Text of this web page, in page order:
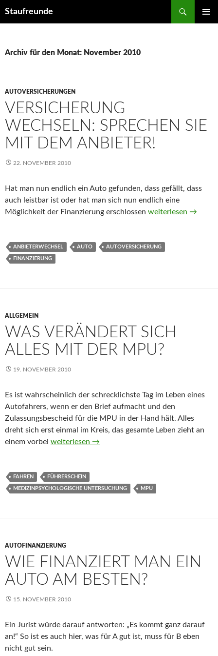
Staufreunde
Archiv für den Monat: November 2010
AUTOVERSICHERUNGEN
VERSICHERUNG
WECHSELN: SPRECHEN SIE
MIT DEM ANBIETER!
22. NOVEMBER 2010
Hat man nun endlich ein Auto gefunden, dass gefällt, dass
auch leistbar ist oder hat man sich nun endlich eine
Möglichkeit der Finanzierung erschlossen Versicherung
weiterlesen →
ANBIETERWECHSEL AUTO AUTOVERSICHERUNG
FINANZIERUNG
ALLGEMEIN
WAS VERÄNDERT SICH
ALLES MIT DER MPU?
19. NOVEMBER 2010
Es ist wahrscheinlich der schrecklichste Tag im Leben eines
Autofahrers, wenn er den Brief aufmacht und den
Zulassungsbescheid für die MPU in der Hand hält. Alles
dreht sich erst einmal im Kreis, das gesamte Leben zieht an
einem vorbei Was verändert sich alles mit der MPU?
weiterlesen →
FAHREN FÜHRERSCHEIN
MEDIZINPSYCHOLOGISCHE UNTERSUCHUNG MPU
AUTOFINANZIERUNG
WIE FINANZIERT MAN EIN
AUTO AM BESTEN?
15. NOVEMBER 2010
Ein Jurist würde darauf antworten: „Es kommt ganz darauf
an!“ So ist es auch hier, was für A gut ist, muss für B eben
nicht gut sein.